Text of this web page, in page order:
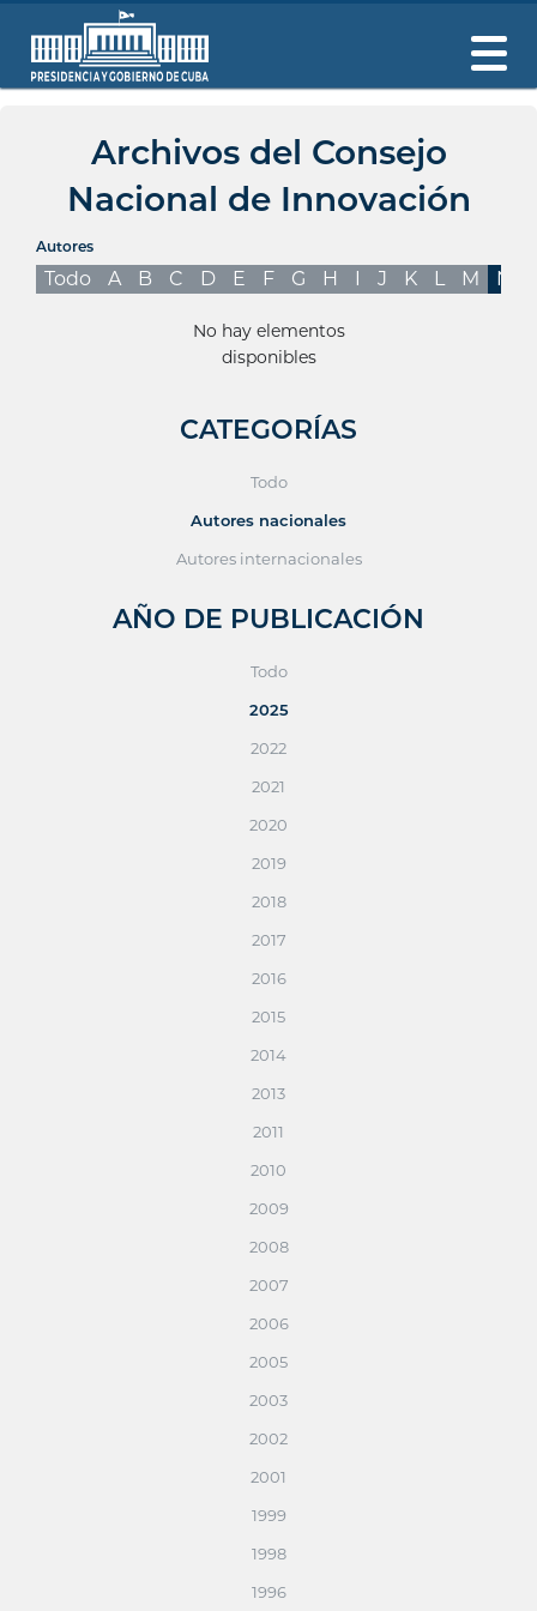
Archivos del Consejo
Nacional de Innovación
Autores
Todo A B C D E F G H I J K L M N
No hay elementos
disponibles
CATEGORÍAS
Todo
Autores nacionales
Autores internacionales
AÑO DE PUBLICACIÓN
Todo
2025
2022
2021
2020
2019
2018
2017
2016
2015
2014
2013
2011
2010
2009
2008
2007
2006
2005
2003
2002
2001
1999
1998
1996